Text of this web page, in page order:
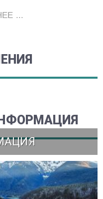
...